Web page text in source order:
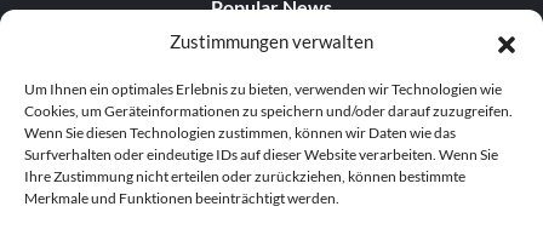
Zustimmungen verwalten
Um Ihnen ein optimales Erlebnis zu bieten, verwenden wir Technologien wie
Cookies, um Geräteinformationen zu speichern und/oder darauf zuzugreifen.
Wenn Sie diesen Technologien zustimmen, können wir Daten wie das
Surfverhalten oder eindeutige IDs auf dieser Website verarbeiten. Wenn Sie
Ihre Zustimmung nicht erteilen oder zurückziehen, können bestimmte
Merkmale und Funktionen beeinträchtigt werden.
Popular News
Popular Editorials
Popular Free Games
LATEST UPDATES